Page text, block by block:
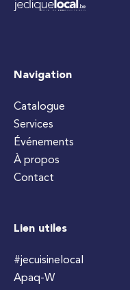
Navigation
Catalogue
Services
Événements
À propos
Contact
Lien utiles
#jecuisinelocal
Apaq-W